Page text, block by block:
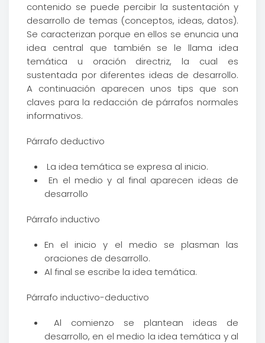
contenido se puede percibir la sustentación y
desarrollo de temas (conceptos, ideas, datos).
Se caracterizan porque en ellos se enuncia una
idea central que también se le llama idea
temática u oración directriz, la cual es
sustentada por diferentes ideas de desarrollo.
A continuación aparecen unos tips que son
claves para la redacción de párrafos normales
informativos.
Párrafo deductivo
La idea temática se expresa al inicio.
En el medio y al final aparecen ideas de
desarrollo
Párrafo inductivo
En el inicio y el medio se plasman las
oraciones de desarrollo.
Al final se escribe la idea temática.
Párrafo inductivo-deductivo
Al comienzo se plantean ideas de
desarrollo, en el medio la idea temática y al